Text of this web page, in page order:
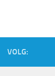
VOLG: